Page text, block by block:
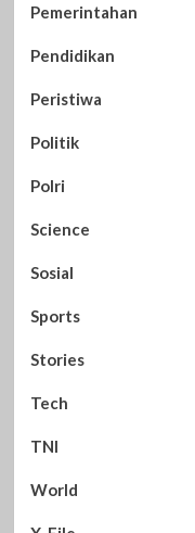
Pemerintahan
Pendidikan
Peristiwa
Politik
Polri
Science
Sosial
Sports
Stories
Tech
TNI
World